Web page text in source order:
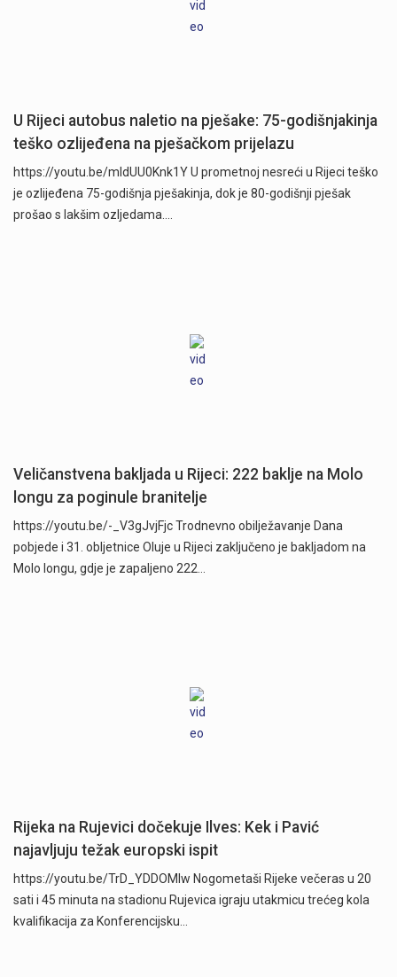
U Rijeci autobus naletio na pješake: 75-godišnjakinja
teško ozlijeđena na pješačkom prijelazu
https://youtu.be/mldUU0Knk1Y U prometnoj nesreći u Rijeci teško
je ozlijeđena 75-godišnja pješakinja, dok je 80-godišnji pješak
prošao s lakšim ozljedama.…
Veličanstvena bakljada u Rijeci: 222 baklje na Molo
longu za poginule branitelje
https://youtu.be/-_V3gJvjFjc Trodnevno obilježavanje Dana
pobjede i 31. obljetnice Oluje u Rijeci zaključeno je bakljadom na
Molo longu, gdje je zapaljeno 222…
Rijeka na Rujevici dočekuje Ilves: Kek i Pavić
najavljuju težak europski ispit
https://youtu.be/TrD_YDDOMIw Nogometaši Rijeke večeras u 20
sati i 45 minuta na stadionu Rujevica igraju utakmicu trećeg kola
kvalifikacija za Konferencijsku…